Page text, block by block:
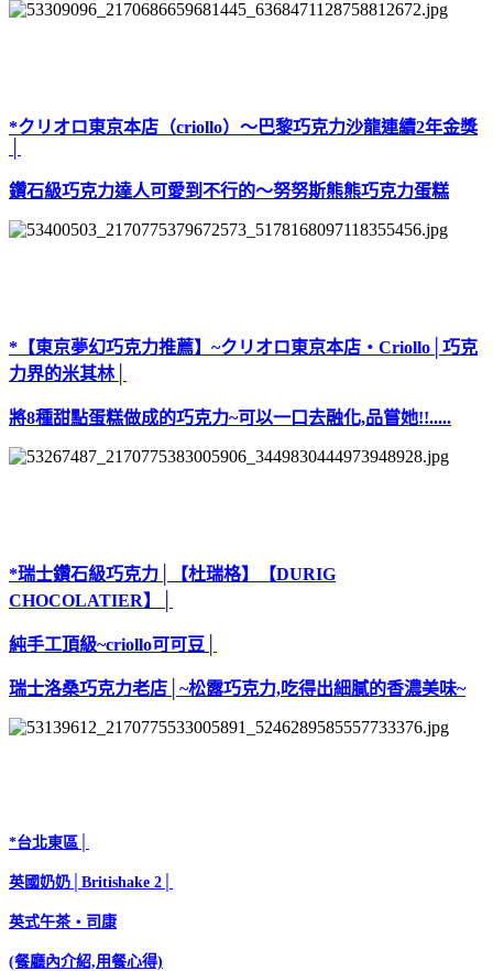
*クリオロ東京本店（criollo）～巴黎巧克力沙龍連續2年金獎
鑽石級巧克力達人可愛到不行的～努努斯熊熊巧克力蛋糕
*【東京夢幻巧克力推薦】~クリオロ東京本店‧Criollo│巧克
力界的米其林│
將8種甜點蛋糕做成的巧克力~可以一口去融化,品嘗她!!.....
*瑞士鑽石級巧克力│【杜瑞格】【DURIG
CHOCOLATIER】│
純手工頂級~criollo可可豆│
瑞士洛桑巧克力老店│~松露巧克力,吃得出細膩的香濃美味~
*台北東區│
英國奶奶│Britishake 2│
英式午茶‧司康
(餐廳內介紹,用餐心得)